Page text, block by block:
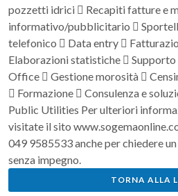
pozzetti idrici  Recapiti fatture e
informativo/pubblicitario 
telefonico  Data entry 
Elaborazioni statistiche 
Office  Gestione morosità 
 Formazione  Consulenza e
Public Utilities Per ulteriori
visitate il sito
049 9585533 anche per chiedere
senza impegno.
TORNA ALLA